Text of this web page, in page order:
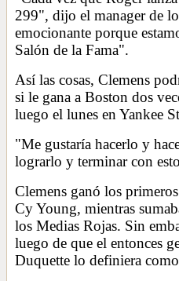
299", dijo el manager de
emocionante porque
Salón de la Fama".
Así las cosas, Clemens
si le gana a Boston dos
luego el lunes en Yankee
"Me gustaría hacerlo y
lograrlo y terminar con
Clemens ganó los
Cy Young, mientras
los Medias Rojas. Sin
luego de que el entonces
Duquette lo definiera